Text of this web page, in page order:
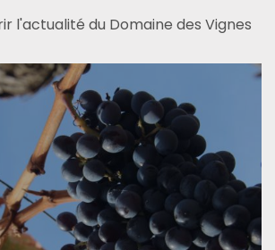
l'actualité du Domaine des Vignes